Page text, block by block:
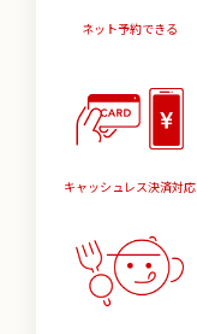
ネット予約できる
キャッシュレス決済対応